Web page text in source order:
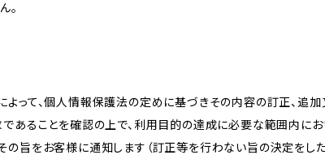
。
って、個人情報保護法の定めに基づきその内容の訂正、追加
であることを確認の上で、利用目的の達成に必要な範囲内に
の旨をお客様に通知します（訂正等を行わない旨の決定をし